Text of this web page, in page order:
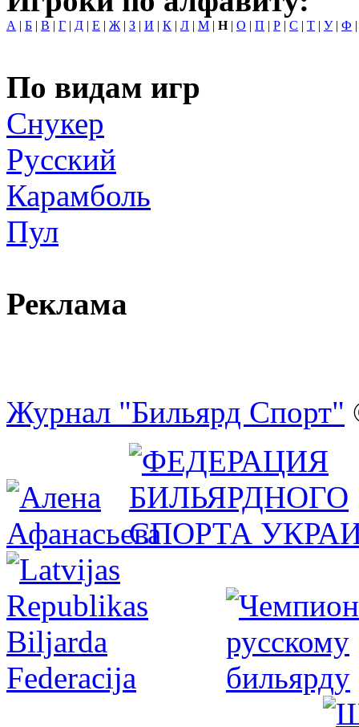
А | Б | В | Г | Д | Е | Ж | З | И | К | Л | М | Н| О | П | Р | С | Т | У| Ф
По видам игр
Снукер
Русский
Карамболь
Пул
Реклама
Журнал "Бильярд Спорт"